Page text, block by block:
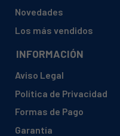
Novedades
Los más vendidos
INFORMACIÓN
Aviso Legal
Política de Privacidad
Formas de Pago
Garantía